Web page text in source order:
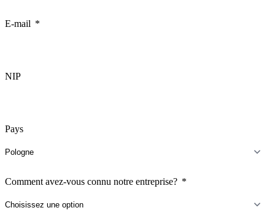
E-mail
NIP
Pays
Comment avez-vous connu notre entreprise?